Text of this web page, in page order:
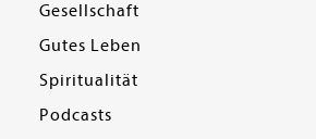
Gesellschaft
Gutes Leben
Spiritualität
Podcasts